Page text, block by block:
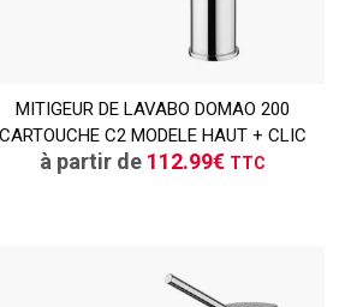
MITIGEUR DE LAVABO DOMAO 200
CARTOUCHE C2 MODELE HAUT + CLIC
à partir de 112.99€ TTC
CONSULTER
Demande de devis